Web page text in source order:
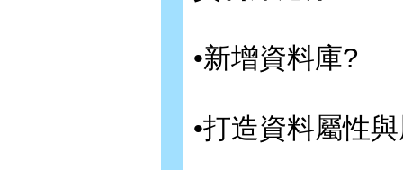
•新增資料庫?
•打造資料屬性